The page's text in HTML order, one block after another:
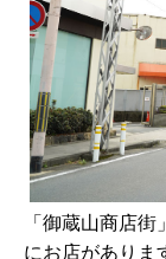
「御蔵山商店
にお店がありま